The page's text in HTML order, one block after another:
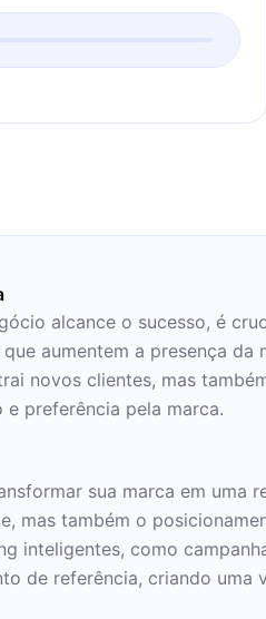
alcance o sucesso, é
aumentem a presença
novos clientes, mas
preferência pela marca.
sua marca em uma
mas também o
inteligentes, como
de referência, criando uma